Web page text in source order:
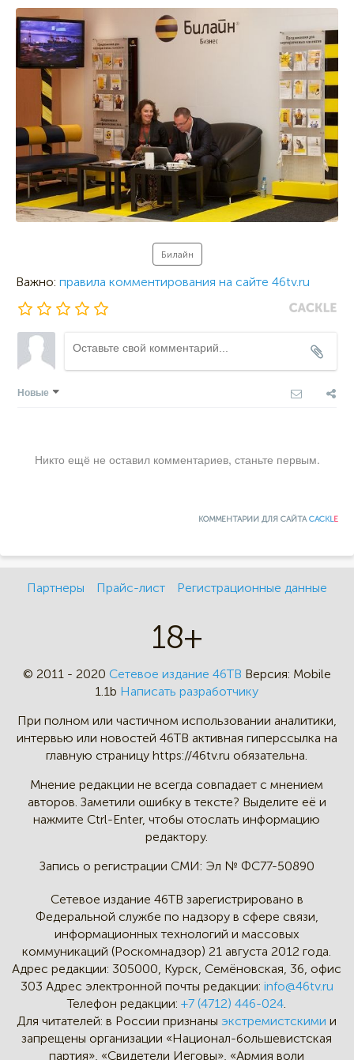
Билайн
Важно: правила комментирования на сайте 46tv.ru
Новые
Никто ещё не оставил комментариев, станьте первым.
КОММЕНТАРИИ ДЛЯ САЙТАCACKLE
Партнеры Прайс-лист Регистрационные данные
18+
© 2011 - 2020 Сетевое издание 46ТВ Версия: Mobile
1.1b Написать разработчику
При полном или частичном использовании аналитики,
интервью или новостей 46TB активная гиперссылка на
главную страницу https://46tv.ru обязательна.
Мнение редакции не всегда совпадает с мнением
авторов. Заметили ошибку в тексте? Выделите её и
нажмите Ctrl-Enter, чтобы отослать информацию
редактору.
Запись о регистрации СМИ: Эл № ФС77-50890
Сетевое издание 46ТВ зарегистрировано в
Федеральной службе по надзору в сфере связи,
информационных технологий и массовых
коммуникаций (Роскомнадзор) 21 августа 2012 года.
Адрес редакции: 305000, Курск, Семёновская, 36, офис
303 Адрес электронной почты редакции: info@46tv.ru
Телефон редакции: +7 (4712) 446-024.
Для читателей: в России признаныэкстремистскими и
запрещены организации «Национал-большевистская
партия», «Свидетели Иеговы», «Армия воли